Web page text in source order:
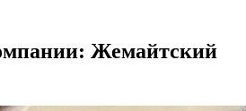
Жемайтский